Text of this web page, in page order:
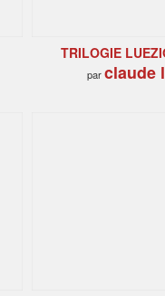
TRILOGIE
parclaude